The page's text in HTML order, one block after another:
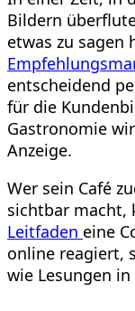
Bildern
etwas zu sagen
entscheidend
für die
Gastronomie
Anzeige.
Wer sein Café
sichtbar macht,
Leitfaden eine
online reagiert,
wie Lesungen